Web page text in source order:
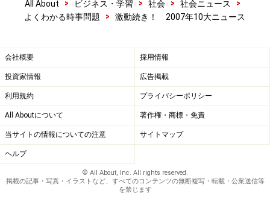
そのまんま人気で幸先のいいスタートを切ったはもの
の、その後は、はしかに値上げラッシュと、ありがたく
のせい？ さて、上位ランクに登場するのはどんなニュ
ース？ →
※記事内容は執筆時点のものです。最新の内容をご確認くださ
い。
All About > ビジネス・学習 > 社会 > 社会ニュース
>
よくわかる時事問題
> 激動続き！ 2007年10大ニュース
会社概要 採用情報
投資家情報 広告掲載
利用規約 プライバシーポリシー
All Aboutについて 著作権・商標・免責
当サイトの情報についての注意 サイトマップ
ヘルプ
© All About, Inc. All rights reserved.
掲載の記事・写真・イラストなど、すべてのコンテンツの無断複写・転載・公衆送信等
を禁じます